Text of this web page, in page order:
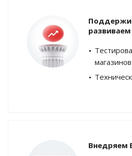
развиваем
магазинов
Внедряем